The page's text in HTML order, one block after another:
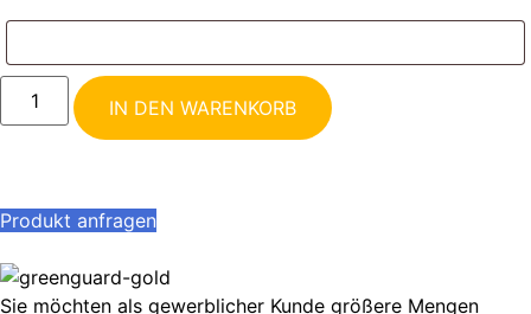
IN DEN WARENKORB
Produkt anfragen
Sie möchten als gewerblicher Kunde größere Mengen